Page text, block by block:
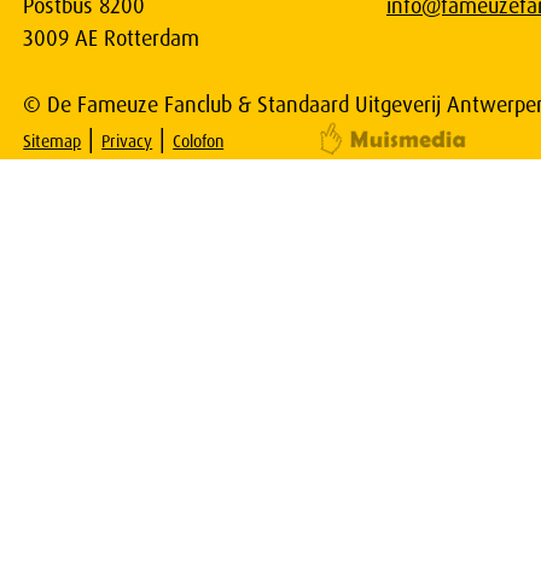
Postbus 8200
3009 AE Rotterdam
© De Fameuze Fanclub & Standaard Uitgeverij
Sitemap | Privacy |Colofon